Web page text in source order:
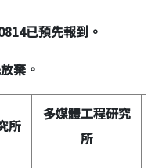
已預先報到。
棄。
所
多媒體工程研究
所